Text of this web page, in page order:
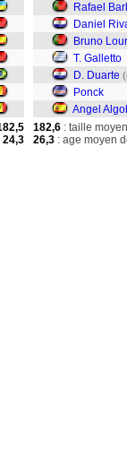
Rafael
Daniel
Bruno
T. Galletto
D. Duarte
Ponck
Angel
24,3
182,6 : taille
26,3 : age moyen